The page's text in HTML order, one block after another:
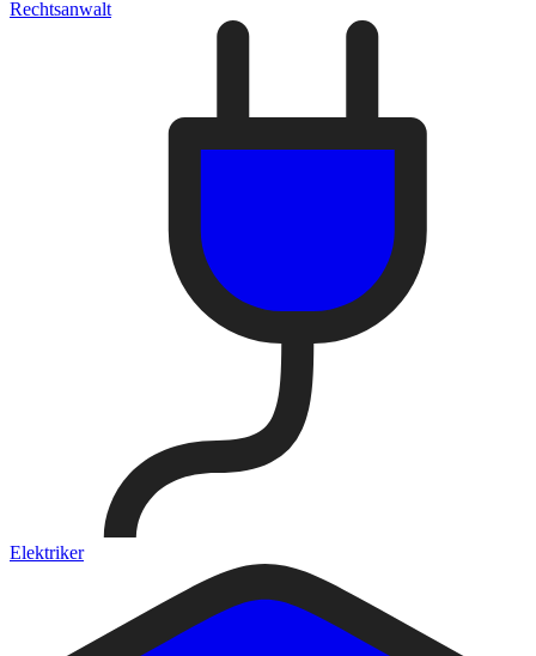
Rechtsanwalt
Elektriker